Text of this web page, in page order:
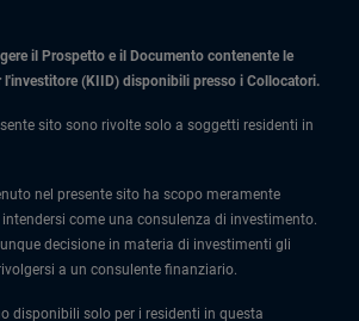
il Prospetto e il Documento contenente le
l'investitore (KIID) disponibili presso i Collocatori.
sito sono rivolte solo a soggetti residenti in
nel presente sito ha scopo meramente
come una consulenza di investimento.
decisione in materia di investimenti gli
a un consulente finanziario.
disponibili solo per i residenti in questa